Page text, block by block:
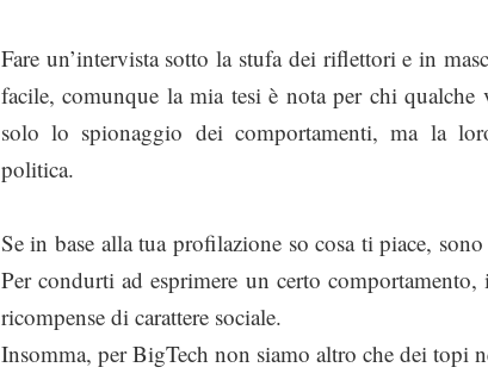
Fare un’intervista sotto la stufa dei riflettori e in
facile, comunque la mia tesi è nota per chi
solo lo spionaggio dei comportamenti, ma la
politica.
Se in base alla tua profilazione so cosa ti piace,
Per condurti ad esprimere un certo
ricompense di carattere sociale.
Insomma, per BigTech non siamo altro che dei topi